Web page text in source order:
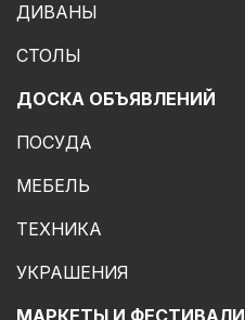
ДИВАНЫ
СТОЛЫ
ДОСКА ОБЪЯВЛЕНИЙ
ПОСУДА
МЕБЕЛЬ
ТЕХНИКА
УКРАШЕНИЯ